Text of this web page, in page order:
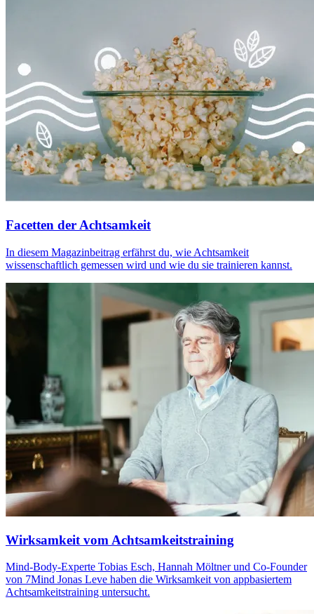
Facetten der Achtsamkeit
In diesem Magazinbeitrag erfährst du, wie Achtsamkeit
wissenschaftlich gemessen wird und wie du sie trainieren kannst.
Wirksamkeit vom Achtsamkeitstraining
Mind-Body-Experte Tobias Esch, Hannah Mölt­ner und Co-Foun­der
von 7Mind Jonas Leve haben die Wirk­sam­keit von app­ba­sier­tem
Acht­sam­keits­trai­ning unter­sucht.